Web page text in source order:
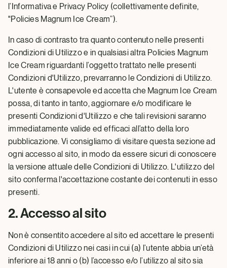
l’Informativa e Privacy Policy (collettivamente definite,
"Policies Magnum Ice Cream”).
In caso di contrasto tra quanto contenuto nelle presenti
Condizioni di Utilizzo e in qualsiasi altra Policies Magnum
Ice Cream riguardanti l’oggetto trattato nelle presenti
Condizioni d'Utilizzo, prevarranno le Condizioni di Utilizzo.
L'utente è consapevole ed accetta che Magnum Ice Cream
possa, di tanto in tanto, aggiornare e/o modificare le
presenti Condizioni d'Utilizzo e che tali revisioni saranno
immediatamente valide ed efficaci all’atto della loro
pubblicazione. Vi consigliamo di visitare questa sezione ad
ogni accesso al sito, in modo da essere sicuri di conoscere
la versione attuale delle Condizioni di Utilizzo. L'utilizzo del
sito conferma l'accettazione costante dei contenuti in esso
presenti.
2. Accesso al sito
Non è consentito accedere al sito ed accettare le presenti
Condizioni di Utilizzo nei casi in cui (a) l’utente abbia un’età
inferiore ai 18 anni o (b) l’accesso e/o l’utilizzo al sito sia